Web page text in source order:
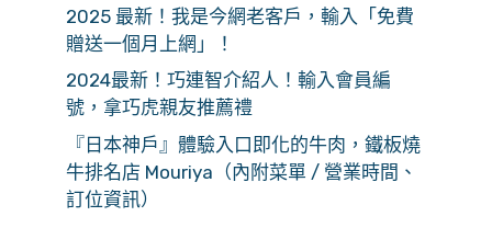
2025 最新！我是今網老客戶，輸入「免費
贈送一個月上網」！
2024最新！巧連智介紹人！輸入會員編
號，拿巧虎親友推薦禮
『日本神戶』體驗入口即化的牛肉，鐵板燒
牛排名店 Mouriya（內附菜單 / 營業時間、
訂位資訊）